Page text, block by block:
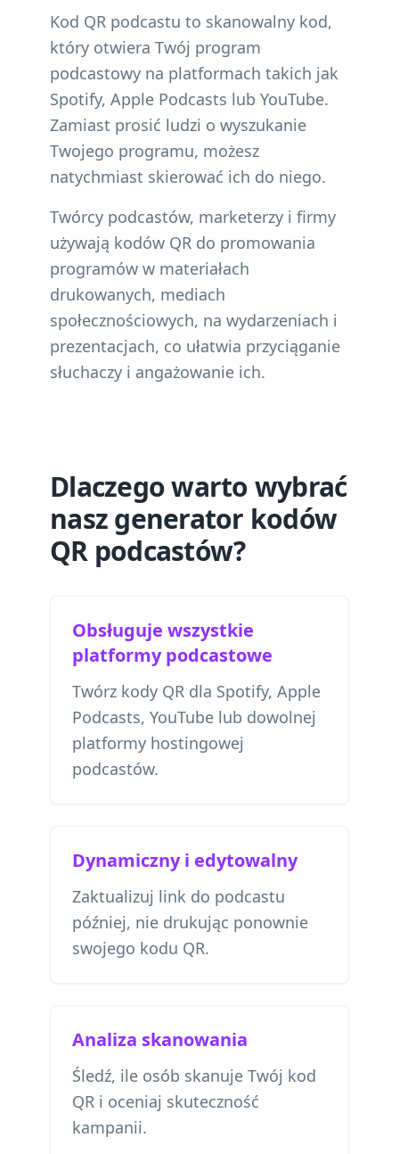
Kod QR podcastu to skanowalny kod,
który otwiera Twój program
podcastowy na platformach takich jak
Spotify, Apple Podcasts lub YouTube.
Zamiast prosić ludzi o wyszukanie
Twojego programu, możesz
natychmiast skierować ich do niego.
Twórcy podcastów, marketerzy i firmy
używają kodów QR do promowania
programów w materiałach
drukowanych, mediach
społecznościowych, na wydarzeniach i
prezentacjach, co ułatwia przyciąganie
słuchaczy i angażowanie ich.
Dlaczego warto wybrać
nasz generator kodów
QR podcastów?
Obsługuje wszystkie
platformy podcastowe
Twórz kody QR dla Spotify, Apple
Podcasts, YouTube lub dowolnej
platformy hostingowej
podcastów.
Dynamiczny i edytowalny
Zaktualizuj link do podcastu
później, nie drukując ponownie
swojego kodu QR.
Analiza skanowania
Śledź, ile osób skanuje Twój kod
QR i oceniaj skuteczność
kampanii.